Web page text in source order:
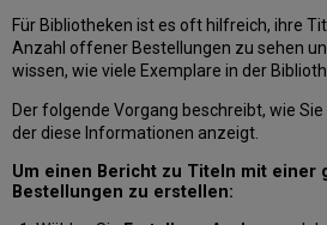
anderen
Themenbereichen
Lieferant
Institution
Für Bibliotheken ist es oft hilfreich, ihre
Anzahl offener Bestellungen zu sehen
wissen, wie viele Exemplare in der
Der folgende Vorgang beschreibt, wie
der diese Informationen anzeigt.
Um einen Bericht zu Titeln mit einer
Bestellungen zu erstellen: